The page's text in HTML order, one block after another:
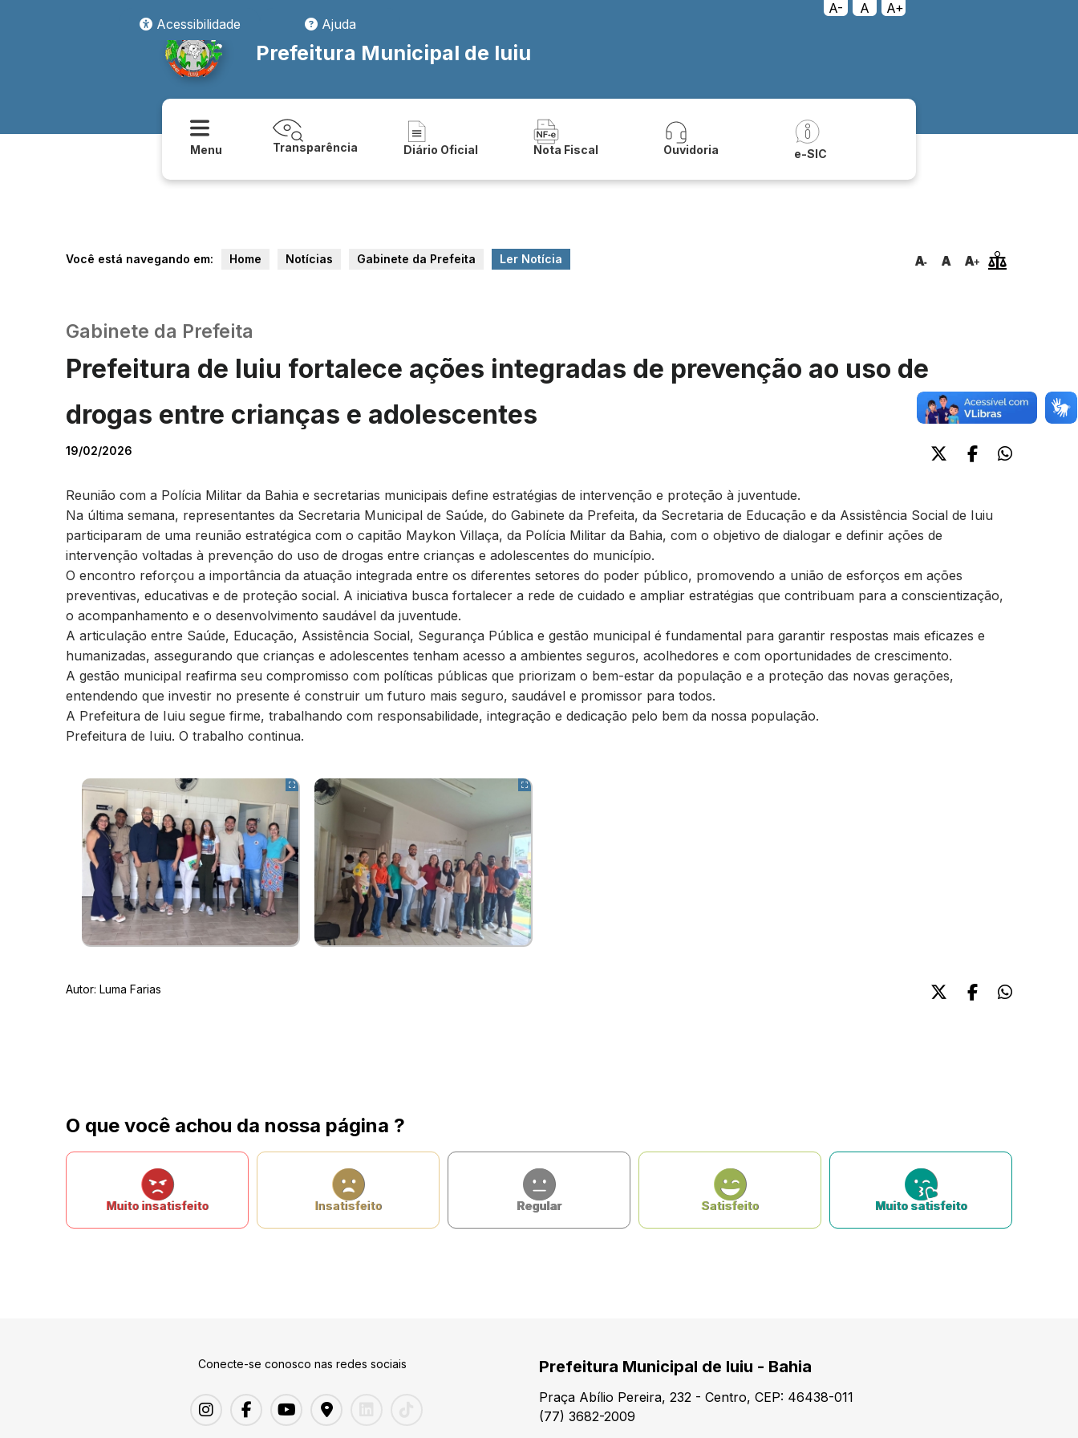
A- A
A+
Acessibilidade
Ajuda
Prefeitura Municipal de Iuiu
Menu Transparência Diário Oficial Nota Fiscal Ouvidoria e-SIC
Você está navegando em: Home Notícias Gabinete da Prefeita Ler Notícia
Gabinete da Prefeita
Prefeitura de Iuiu fortalece ações integradas de prevenção ao uso de
drogas entre crianças e adolescentes
19/02/2026
Reunião com a Polícia Militar da Bahia e secretarias municipais define estratégias de intervenção e proteção à juventude.
Na última semana, representantes da Secretaria Municipal de Saúde, do Gabinete da Prefeita, da Secretaria de Educação e da Assistência Social de Iuiu
participaram de uma reunião estratégica com o capitão Maykon Villaça, da Polícia Militar da Bahia, com o objetivo de dialogar e definir ações de
intervenção voltadas à prevenção do uso de drogas entre crianças e adolescentes do município.
O encontro reforçou a importância da atuação integrada entre os diferentes setores do poder público, promovendo a união de esforços em ações
preventivas, educativas e de proteção social. A iniciativa busca fortalecer a rede de cuidado e ampliar estratégias que contribuam para a conscientização,
o acompanhamento e o desenvolvimento saudável da juventude.
A articulação entre Saúde, Educação, Assistência Social, Segurança Pública e gestão municipal é fundamental para garantir respostas mais eficazes e
humanizadas, assegurando que crianças e adolescentes tenham acesso a ambientes seguros, acolhedores e com oportunidades de crescimento.
A gestão municipal reafirma seu compromisso com políticas públicas que priorizam o bem-estar da população e a proteção das novas gerações,
entendendo que investir no presente é construir um futuro mais seguro, saudável e promissor para todos.
A Prefeitura de Iuiu segue firme, trabalhando com responsabilidade, integração e dedicação pelo bem da nossa população.
Prefeitura de Iuiu. O trabalho continua.
Autor: Luma Farias
O que você achou da nossa página ?
Muito insatisfeito Insatisfeito Regular Satisfeito Muito satisfeito
Conecte-se conosco nas redes sociais Prefeitura Municipal de Iuiu - Bahia
Praça Abílio Pereira, 232 - Centro, CEP: 46438-011
(77) 3682-2009